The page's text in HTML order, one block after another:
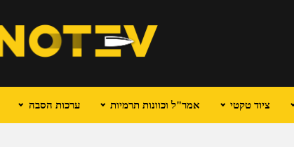
ציוד טקטי אמר"ל וכוונות תרמיות ערכות הסבה